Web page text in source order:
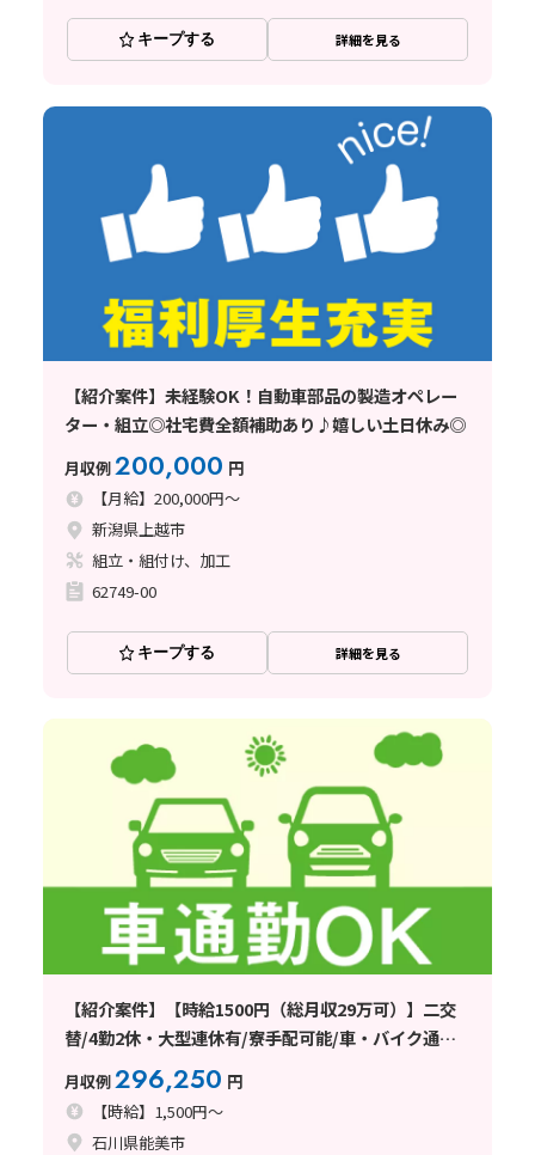
キープする 詳細を見る
【紹介案件】未経験OK！自動車部品の製造オペレー
ター・組立◎社宅費全額補助あり♪嬉しい土日休み◎
月収例200,000 円
【月給】200,000円～
新潟県上越市
組立・組付け、加工
62749-00
キープする 詳細を見る
【紹介案件】【時給1500円（総月収29万可）】二交
替/4勤2休・大型連休有/寮手配可能/車・バイク通勤
月収例296,250 円
【時給】1,500円～
石川県能美市